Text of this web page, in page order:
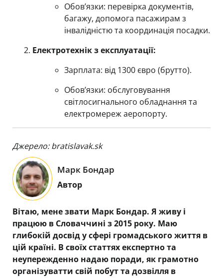
Обов’язки: перевірка документів,
багажу, допомога пасажирам з
інвалідністю та координація посадки.
Електротехнік з експлуатації:
Зарплата: від 1300 євро (брутто).
Обов’язки: обслуговування
світлосигнального обладнання та
електромереж аеропорту.
Джерело: bratislavak.sk
Марк Бондар
Автор
Вітаю, мене звати Марк Бондар. Я живу і
працюю в Словаччині з 2015 року. Маю
глибокій досвід у сфері громадського життя в
цій країні. В своїх статтях експертно та
неупережденно надаю поради, як грамотно
організуватти свій побут та дозвілля в